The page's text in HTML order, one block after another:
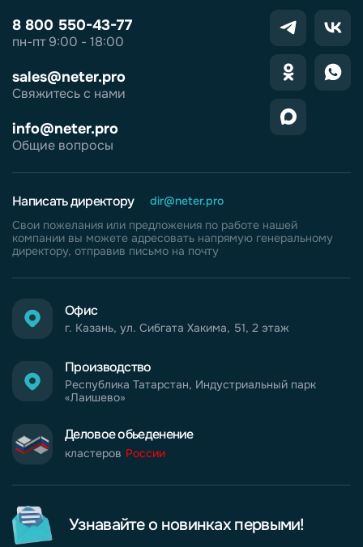
8 800 550-43-77
пн-пт 9:00 - 18:00
sales@neter.pro
Свяжитесь с нами
info@neter.pro
Общие вопросы
Деловое обьеденение
кластеров России
Производство
Республика Татарстан, Индустриальный парк
«Лаишево»
Офис
г. Казань, ул. Сибгата Хакима, 51, 2 этаж
Написать директору
dir@neter.pro
Свои пожелания или предложения по работе нашей
компании вы можете адресовать напрямую генеральному
директору, отправив письмо на почту
Узнавайте о новинках первыми!